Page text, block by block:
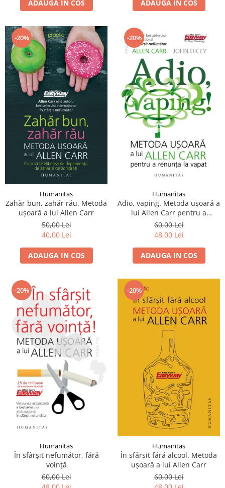
ADAUGA IN COS ADAUGA IN COS
-20%
Humanitas
Zahăr bun, zahăr rău. Metoda
ușoară a lui Allen Carr
50,00 Lei
40,00 Lei
ADAUGA IN COS
-20%
Humanitas
Adio, vaping. Metoda ușoară a
lui Allen Carr pentru a
renunța la vapat
60,00 Lei
48,00 Lei
ADAUGA IN COS
-20%
Humanitas
În sfârşit nefumător, fără
voinţă
60,00 Lei
-20%
Humanitas
În sfârşit fără alcool. Metoda
uşoară a lui Allen Carr
60,00 Lei